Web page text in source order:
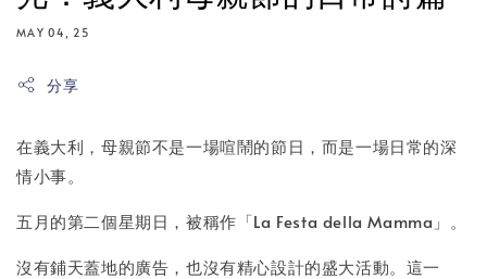
MAY 04, 25
分享
在義大利，母親節不是一場喧鬧的節日，而是一場日常的深
情小事。
五月的第二個星期日，被稱作「La Festa della Mamma」。
沒有鋪天蓋地的廣告，也沒有精心設計的盛大活動。這一